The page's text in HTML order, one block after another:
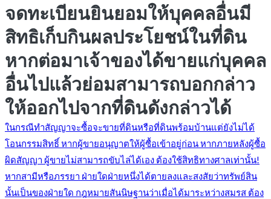
จดทะเบียนยินยอมให้บุคคลอื่นมี
สิทธิเก็บกินผลประโยชน์ในที่ดิน
หากต่อมาเจ้าของได้ขายแก่บุคคล
อื่นไปแล้วย่อมสามารถบอกกล่าว
ให้ออกไปจากที่ดินดังกล่าวได้
แนะแนว
เรื่อง
ในกรณีทำสัญญาจะซื้อจะขายที่ดินหรือที่ดินพร้อมบ้านแต่ยังไม่ได้
โอนกรรมสิทธิ์ หากผู้ขายอนุญาตให้ผู้ซื้อเข้าอยู่ก่อน หากภายหลังผู้ซื้อ
ผิดสัญญา ผู้ขายไม่สามารถขับไล่ได้เอง ต้องใช้สิทธิทางศาลเท่านั้น!
หากสามีหรือภรรยา ฝ่ายใดฝ่ายหนึ่งได้ตายลงและสงสัยว่าทรัพย์สิน
นั้นเป็นของฝ่ายใด กฎหมายสันนิษฐานว่าเมื่อได้มาระหว่างสมรส ต้อง